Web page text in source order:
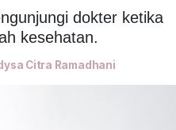
dokter ketika
kesehatan.
Citra Ramadhani